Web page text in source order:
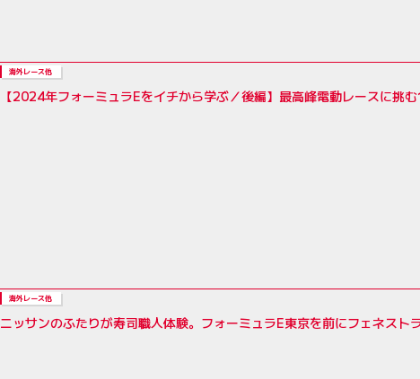
海外レース他
【2024年フォーミュラEをイチから学ぶ／後編】最高峰電動レースに挑
海外レース他
ニッサンのふたりが寿司職人体験。フォーミュラE東京を前にフェネスト